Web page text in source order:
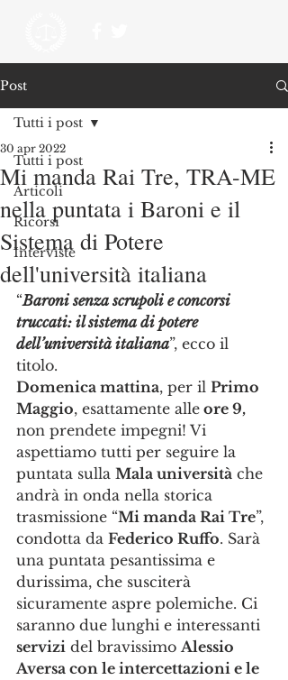
Post
Tutti i post
Articoli
Ricorsi
Interviste
Tutti i post
Mi manda Rai Tre, TRA-ME
nella puntata i Baroni e il
Sistema di Potere
dell'università italiana
30 apr 2022
“Baroni senza scrupoli e concorsi
truccati: il sistema di potere
dell’università italiana”, ecco il
titolo.
Domenica mattina, per il Primo
Maggio, esattamente alle ore 9,
non prendete impegni! Vi
aspettiamo tutti per seguire la
puntata sulla Mala università che
andrà in onda nella storica
trasmissione “Mi manda Rai Tre”,
condotta da Federico Ruffo. Sarà
una puntata pesantissima e
durissima, che susciterà
sicuramente aspre polemiche. Ci
saranno due lunghi e interessanti
servizi del bravissimo Alessio
Aversa con le intercettazioni e le